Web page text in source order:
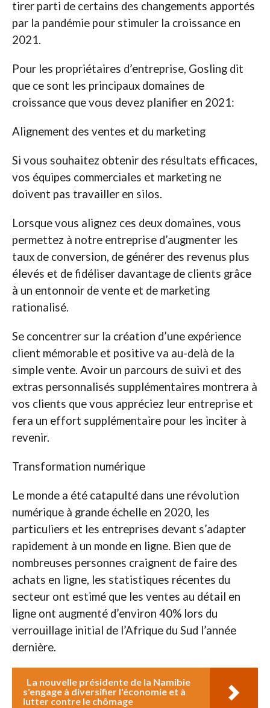
tirer parti de certains des changements apportés
par la pandémie pour stimuler la croissance en
2021.
Pour les propriétaires d’entreprise, Gosling dit
que ce sont les principaux domaines de
croissance que vous devez planifier en 2021:
Alignement des ventes et du marketing
Si vous souhaitez obtenir des résultats efficaces,
vos équipes commerciales et marketing ne
doivent pas travailler en silos.
Lorsque vous alignez ces deux domaines, vous
permettez à notre entreprise d’augmenter les
taux de conversion, de générer des revenus plus
élevés et de fidéliser davantage de clients grâce
à un entonnoir de vente et de marketing
rationalisé.
Se concentrer sur la création d’une expérience
client mémorable et positive va au-delà de la
simple vente. Avoir un parcours de suivi et des
extras personnalisés supplémentaires montrera à
vos clients que vous appréciez leur entreprise et
fera un effort supplémentaire pour les inciter à
revenir.
Transformation numérique
Le monde a été catapulté dans une révolution
numérique à grande échelle en 2020, les
particuliers et les entreprises devant s’adapter
rapidement à un monde en ligne. Bien que de
nombreuses personnes craignent de faire des
achats en ligne, les statistiques récentes du
secteur ont estimé que les ventes au détail en
ligne ont augmenté d’environ 40% lors du
verrouillage initial de l’Afrique du Sud l’année
dernière.
La nouvelle présidente de la Namibie
s'engage à diversifier l'économie et à
lutter contre le chômage